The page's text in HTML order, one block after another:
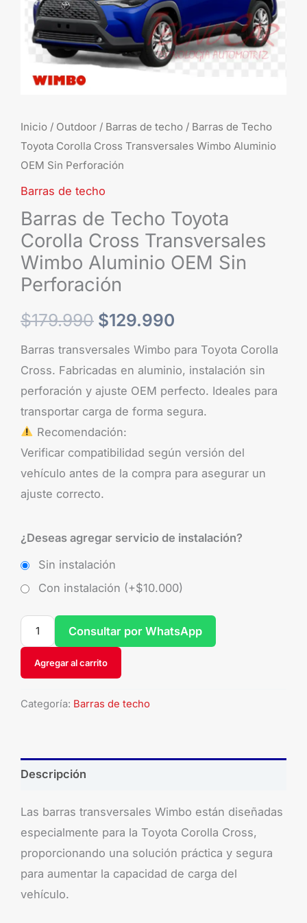
Inicio / Outdoor / Barras de techo / Barras de Techo
Toyota Corolla Cross Transversales Wimbo Aluminio
OEM Sin Perforación
Barras de techo
Barras de Techo Toyota
Corolla Cross Transversales
Wimbo Aluminio OEM Sin
Perforación
$179.990 $129.990
Barras transversales Wimbo para Toyota Corolla
Cross. Fabricadas en aluminio, instalación sin
perforación y ajuste OEM perfecto. Ideales para
transportar carga de forma segura.
Recomendación:
Verificar compatibilidad según versión del
vehículo antes de la compra para asegurar un
ajuste correcto.
¿Deseas agregar servicio de instalación?
Sin instalación
Con instalación (+$10.000)
OEM
Sin
Perforación
cantidad
Agregar al carrito
Consultar por WhatsApp
Categoría: Barras de techo
Descripción
Las barras transversales Wimbo están diseñadas
especialmente para la Toyota Corolla Cross,
proporcionando una solución práctica y segura
para aumentar la capacidad de carga del
vehículo.